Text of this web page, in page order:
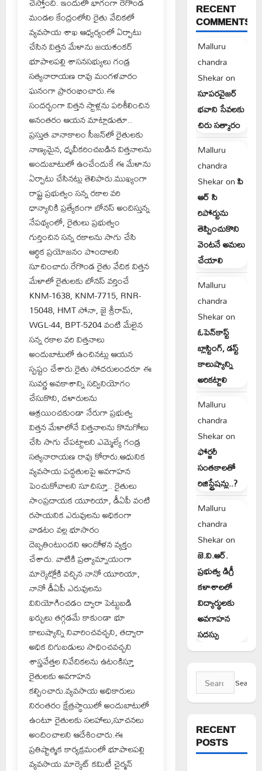
మండల కేంద్రంలోని రైతు వేదికలో
వ్యవసాయ శాఖ ఆధ్వర్యంలో ఏర్పాటు
చేసిన విత్తన మేళాను జయశంకర్
భూపాలపల్లి శాసనసభ్యులు గండ్ర
సత్యనారాయణ రావు మంగళవారం
ఘనంగా ప్రారంభించారు.ఈ
సందర్భంగా విత్తన స్టాళ్లను పరిశీలించిన
అనంతరం ఆయన మాట్లాడుతూ..
ప్రస్తుత వానాకాలం సీజన్‌లో రైతులకు
నాణ్యమైన, ధృవీకరించబడిన విత్తనాలను
అందుబాటులో ఉంచేందుకే ఈ మేళాను
ఏర్పాటు చేసినట్లు తెలిపారు.ముఖ్యంగా
రాష్ట్ర ప్రభుత్వం సన్న రకాల వరి
ధాన్యానికి ప్రత్యేకంగా బోనస్ అందిస్తున్న
నేపథ్యంలో, రైతులు ప్రభుత్వం
గుర్తించిన సన్న రకాలను సాగు చేసి
ఆర్థిక ప్రయోజనం పొందాలని
సూచించారు.రేగొండ రైతు వేదిక విత్తన
మేళాలో రైతులకు బోనస్ వర్తించే
KNM-1638, KNM-7715, RNR-
15048, HMT సోనా, జై శ్రీరామ్,
WGL-44, BPT-5204 వంటి మేలైన
సన్న రకాల వరి విత్తనాలు
అందుబాటులో ఉంచినట్లు ఆయన
స్పష్టం చేశారు.రైతు సోదరులందరూ ఈ
సువర్ణ అవకాశాన్ని సద్వినియోగం
చేసుకొని, దళారులను
ఆశ్రయించకుండా నేరుగా ప్రభుత్వ
విత్తన మేళాలోనే విత్తనాలను కొనుగోలు
చేసి సాగు చేపట్టాలని ఎమ్మెల్యే గండ్ర
సత్యనారాయణ రావు కోరారు.ఆధునిక
వ్యవసాయ పద్ధతులపై అవగాహన
పెంచుకోవాలని సూచిస్తూ.. రైతులు
సాంప్రదాయక యూరియా, డీఏపీ వంటి
రసాయనిక ఎరువులను అధికంగా
వాడటం వల్ల భూసారం
దెబ్బతింటుందని ఆందోళన వ్యక్తం
చేశారు. వాటికి ప్రత్యామ్నాయంగా
మార్కెట్లోకి వచ్చిన నానో యూరియా,
నానో డీఏపీ ఎరువులను
వినియోగించడం ద్వారా పెట్టుబడి
ఖర్చులు తగ్గడమే కాకుండా భూ
కాలుష్యాన్ని నివారించవచ్చని, తద్వారా
అధిక దిగుబడులు సాధించవచ్చని
శాస్త్రవేత్తల నివేదికలను ఉటంకిస్తూ
రైతులకు అవగాహన
కల్పించారు.వ్యవసాయ అధికారులు
నిరంతరం క్షేత్రస్థాయిలో అందుబాటులో
ఉంటూ రైతులకు సలహాలు,సూచనలు
అందించాలని ఆదేశించారు.ఈ
ప్రతిష్టాత్మక కార్యక్రమంలో భూపాలపల్లి
వ్యవసాయ మార్కెట్ కమిటీ చైర్మన్
RECENT
COMMENTS
Malluru
chandra
Shekaron
సూపరవైజర్
భవాని సేవలకు
చిరు సత్కారం
Malluru
chandra
Shekaronపి
ఆర్ సి
రిపోర్టును
తెప్పించుకొని
వెంటనే అమలు
చేయాలి
Malluru
chandra
Shekaron
ఓపెన్‌కాస్ట్
బ్లాస్టింగ్, డస్ట్
కాలుష్యాన్ని
అరికట్టాలి
Malluru
chandra
Shekaron
ఫోర్జరీ
సంతకాలతో
రిజిస్ట్రేషన్లు..?
Malluru
chandra
Shekaron
జె.వి.ఆర్.
ప్రభుత్వ డిగ్రీ
కళాశాలలో
విద్యార్థులకు
అవగాహన
సదస్సు
Search
for:
RECENT
POSTS